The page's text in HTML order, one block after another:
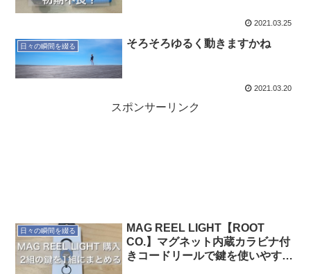
2021.03.25
日々の瞬間を綴る そろそろゆるく動きますかね
2021.03.20
スポンサーリンク
日々の瞬間を綴る
MAG REEL LIGHT【ROOT
CO.】マグネット内蔵カラビナ付
きコードリールで鍵を使いやすく